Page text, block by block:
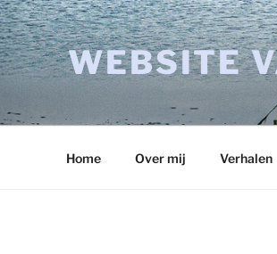
WEBSITE
Home Over mij Verhalen